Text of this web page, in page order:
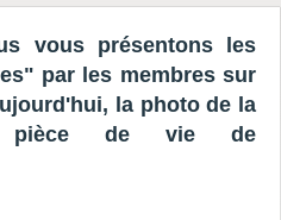
vous présentons les
par les membres sur
la photo de la
pièce de vie de